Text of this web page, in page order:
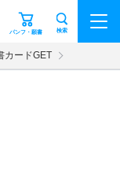
パンフ・願書 検索
カードGET